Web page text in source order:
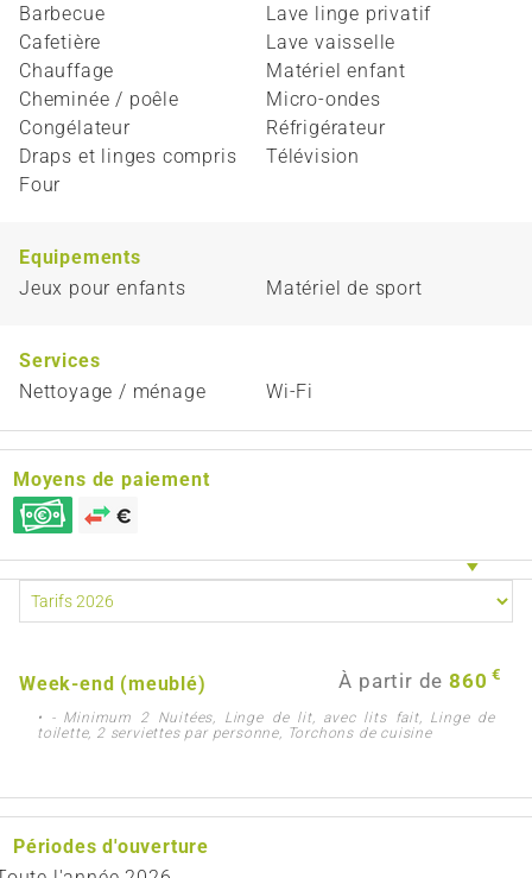
Barbecue
Cafetière
Chauffage
Cheminée / poêle
Congélateur
Draps et linges compris
Four
Lave linge privatif
Lave vaisselle
Matériel enfant
Micro-ondes
Réfrigérateur
Télévision
Equipements
Jeux pour enfants
Matériel de sport
Services
Nettoyage / ménage
Wi-Fi
Moyens de paiement
Week-end (meublé) À partir de 860 €
• - Minimum 2 Nuitées, Linge de lit, avec lits fait, Linge de
toilette, 2 serviettes par personne, Torchons de cuisine
Périodes d'ouverture